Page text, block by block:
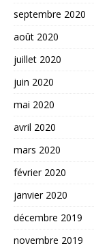
septembre 2020
août 2020
juillet 2020
juin 2020
mai 2020
avril 2020
mars 2020
février 2020
janvier 2020
décembre 2019
novembre 2019